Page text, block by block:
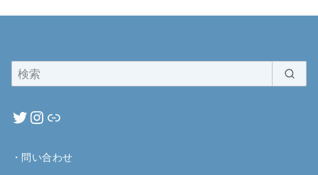
・ 問い合わせ